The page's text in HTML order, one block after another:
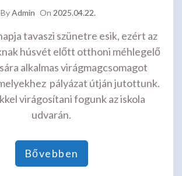
ByAdmin On 2025.04.22.
tavaszi szünetre esik, ezért az
húsvét előtt otthoni méhlegelő
alkalmas virágmagcsomagot
pályázat útján jutottunk.
virágosítani fogunk az iskola
udvarán.
Bővebben